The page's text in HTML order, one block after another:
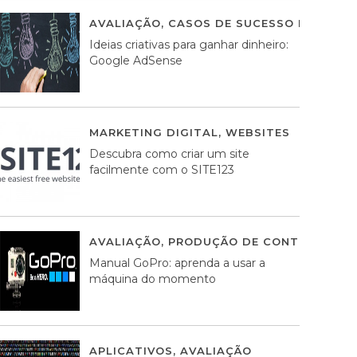
AVALIAÇÃO, CASOS DE SUCESSO DE
Ideias criativas para ganhar dinheiro:
Google AdSense
MARKETING DIGITAL, WEBSITES
Descubra como criar um site
facilmente com o SITE123
AVALIAÇÃO, PRODUÇÃO DE CONTEÚDOS
Manual GoPro: aprenda a usar a
máquina do momento
APLICATIVOS, AVALIAÇÃO